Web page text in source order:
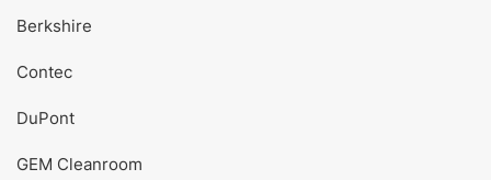
Berkshire
Contec
DuPont
GEM Cleanroom